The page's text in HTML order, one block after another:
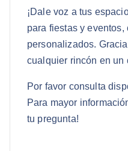
¡Dale voz a tus
para fiestas y
personalizados.
cualquier rincón en un
Por favor consulta
Para mayor
tu pregunta!